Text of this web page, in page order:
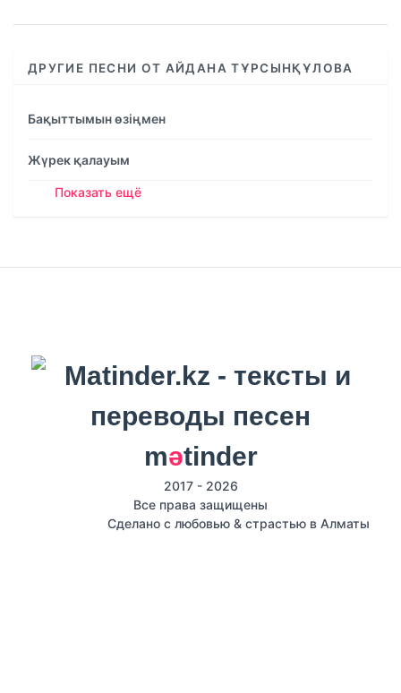
ДРУГИЕ ПЕСНИ ОТ АЙДАНА ТҰРСЫНҚҰЛОВА
Бақыттымын өзіңмен
Жүрек қалауым
Показать ещё
mәtinder
2017 - 2026
Все права защищены
Сделано с любовью & страстью в Алматы